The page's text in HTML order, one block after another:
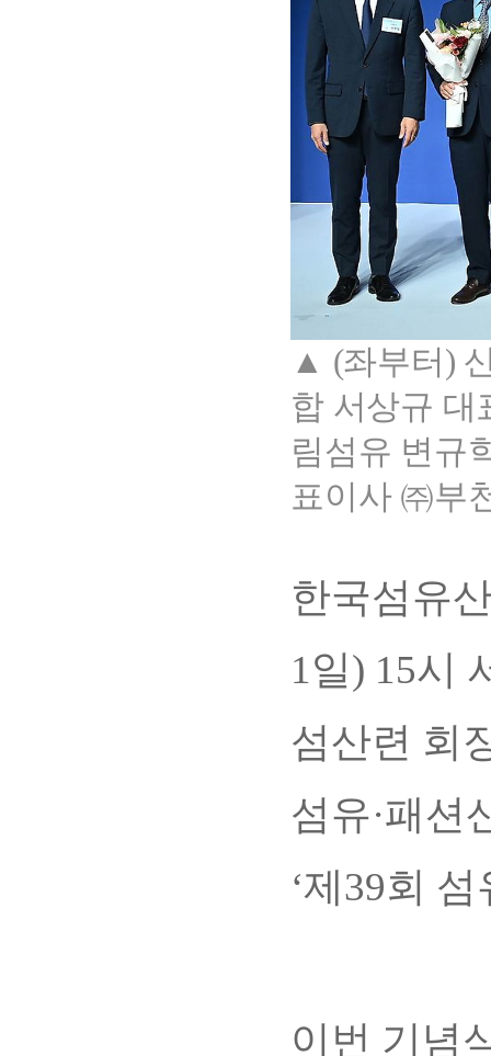
▲ (좌부터)
합 서상규 대
림섬유 변규
표이사 ㈜부
한국섬유
1일) 15시
섬산련 회
섬유·패션
‘제39회
이번 기념